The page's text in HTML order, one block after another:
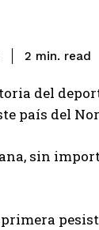
2 min. read
del
país del
sin